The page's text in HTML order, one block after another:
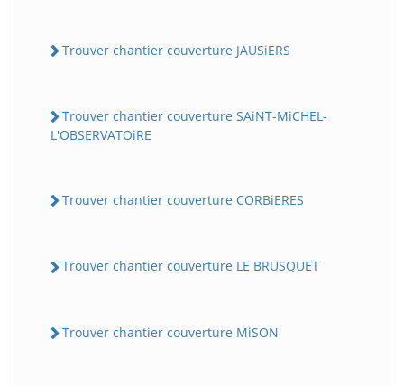
Trouver chantier couverture JAUSiERS
Trouver chantier couverture SAiNT-MiCHEL-
L'OBSERVATOiRE
Trouver chantier couverture CORBiERES
Trouver chantier couverture LE BRUSQUET
Trouver chantier couverture MiSON